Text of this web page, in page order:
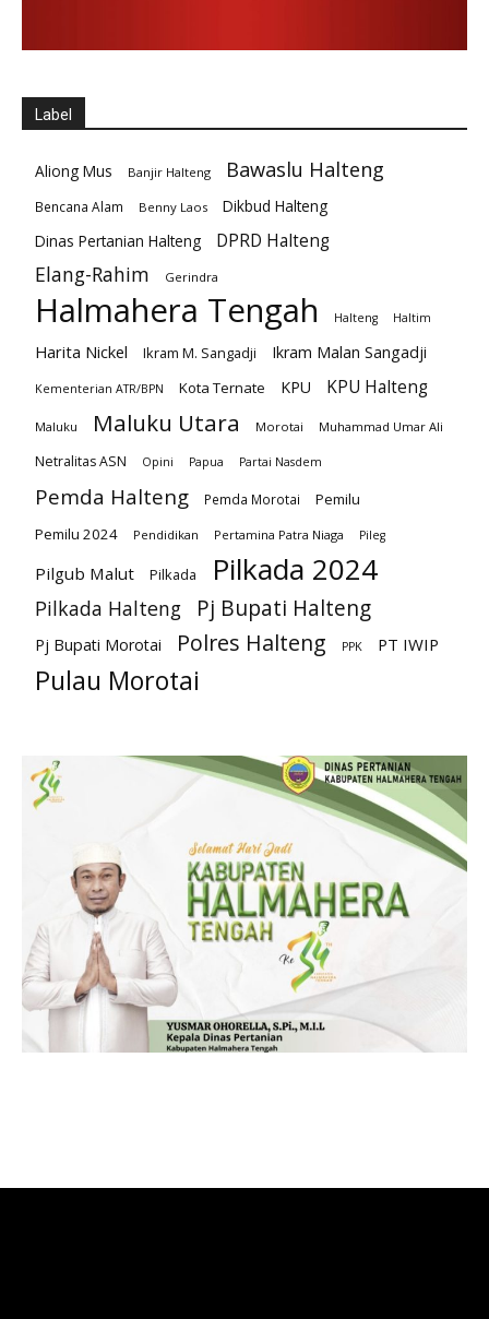
Label
Aliong Mus Banjir Halteng Bawaslu Halteng
Bencana Alam Benny Laos
Dikbud Halteng
Dinas Pertanian Halteng
DPRD Halteng
Elang-Rahim Gerindra
Halmahera Tengah Halteng Haltim
Harita Nickel Ikram M. Sangadji Ikram Malan Sangadji
Kementerian ATR/BPN Kota Ternate KPU KPU Halteng
Maluku Maluku Utara Morotai Muhammad Umar Ali
Netralitas ASN Opini Papua Partai Nasdem
Pemda Halteng Pemda Morotai
Pemilu
Pemilu 2024
Pendidikan Pertamina Patra Niaga Pileg
Pilgub Malut Pilkada Pilkada 2024
Pilkada Halteng Pj Bupati Halteng
Pj Bupati Morotai Polres Halteng PPK PT IWIP
Pulau Morotai